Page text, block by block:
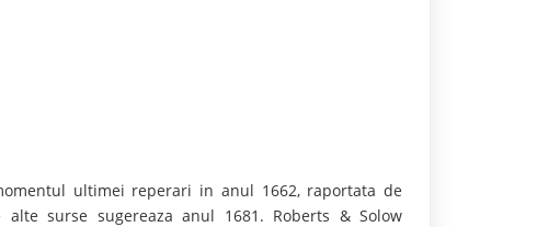
ultimei reperari in anul 1662, raportata de
alte surse sugereaza anul 1681. Roberts & Solow